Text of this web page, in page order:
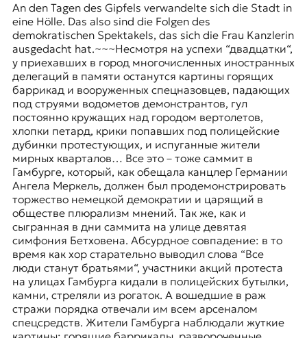
An den Tagen des Gipfels verwandelte sich die Stadt in
eine Hölle. Das also sind die Folgen des
demokratischen Spektakels, das sich die Frau Kanzlerin
ausgedacht hat.~~~Несмотря на успехи “двадцатки“,
у приехавших в город многочисленных иностранных
делегаций в памяти останутся картины горящих
баррикад и вооруженных спецназовцев, падающих
под струями водометов демонстрантов, гул
постоянно кружащих над городом вертолетов,
хлопки петард, крики попавших под полицейские
дубинки протестующих, и испуганные жители
мирных кварталов… Все это – тоже саммит в
Гамбурге, который, как обещала канцлер Германии
Ангела Меркель, должен был продемонстрировать
торжество немецкой демократии и царящий в
обществе плюрализм мнений. Так же, как и
сыгранная в дни саммита на улице девятая
симфония Бетховена. Абсурдное совпадение: в то
время как хор старательно выводил слова “Все
люди станут братьями“, участники акций протеста
на улицах Гамбурга кидали в полицейских бутылки,
камни, стреляли из рогаток. А вошедшие в раж
стражи порядка отвечали им всем арсеналом
спецсредств. Жители Гамбурга наблюдали жуткие